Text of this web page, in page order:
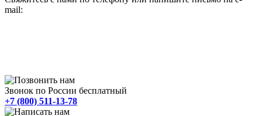
mail:
Звонок по России бесплатный
+7 (800) 511-13-78